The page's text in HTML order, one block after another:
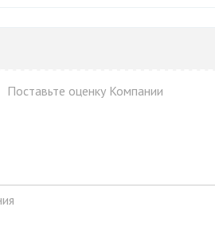
Поставьте оценку Компании